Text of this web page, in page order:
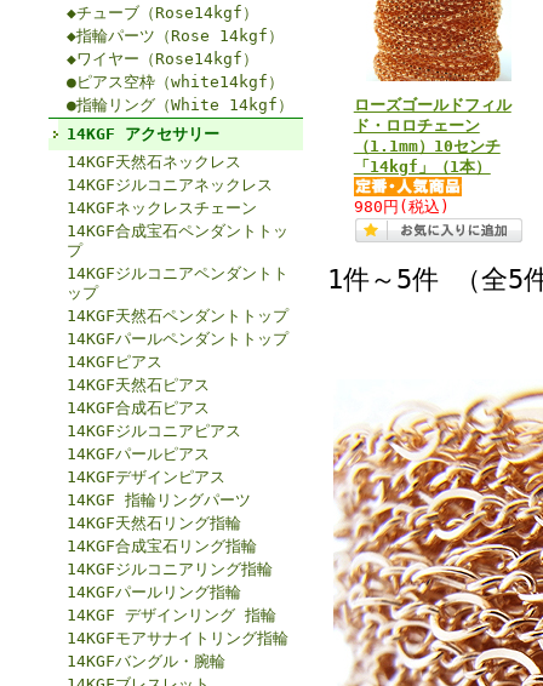
◆チューブ（Rose14kgf）
◆指輪パーツ（Rose 14kgf）
◆ワイヤー（Rose14kgf）
●ピアス空枠（white14kgf）
●指輪リング（White 14kgf）
14KGF アクセサリー
14KGF天然石ネックレス
14KGFジルコニアネックレス
14KGFネックレスチェーン
14KGF合成宝石ペンダントトッ
プ
14KGFジルコニアペンダントト
ップ
14KGF天然石ペンダントトップ
14KGFパールペンダントトップ
14KGFピアス
14KGF天然石ピアス
14KGF合成石ピアス
14KGFジルコニアピアス
14KGFパールピアス
14KGFデザインピアス
14KGF 指輪リングパーツ
14KGF天然石リング指輪
14KGF合成宝石リング指輪
14KGFジルコニアリング指輪
14KGFパールリング指輪
14KGF デザインリング 指輪
14KGFモアサナイトリング指輪
14KGFバングル・腕輪
ローズゴールドフィル
ド・ロロチェーン
（1.1mm）10センチ
「14kgf」（1本）
980円 (税込)
1件～5件 （全5